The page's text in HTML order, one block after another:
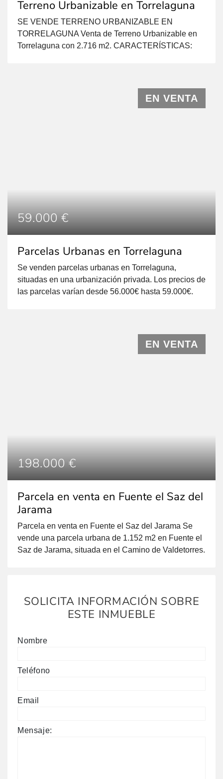
Terreno Urbanizable en Torrelaguna
SE VENDE TERRENO URBANIZABLE EN
TORRELAGUNA Venta de Terreno Urbanizable en
Torrelaguna con 2.716 m2. CARACTERÍSTICAS:
300 m2. Frente mínimo de parcela: 8,00 m.EN VENTA
59.000 €
Parcelas Urbanas en Torrelaguna
Se venden parcelas urbanas en Torrelaguna,
situadas en una urbanización privada. Los precios de
las parcelas varían desde 56.000€ hasta 59.000€.
son las siguientes según la Ordenanza 6º Ciudad
EN VENTA
198.000 €
Parcela en venta en Fuente el Saz del
Jarama
Parcela en venta en Fuente el Saz del Jarama Se
vende una parcela urbana de 1.152 m2 en Fuente el
Saz de Jarama, situada en el Camino de Valdetorres.
Jarama es una […]
SOLICITA INFORMACIÓN SOBRE
ESTE INMUEBLE
Nombre
Teléfono
Email
Mensaje: